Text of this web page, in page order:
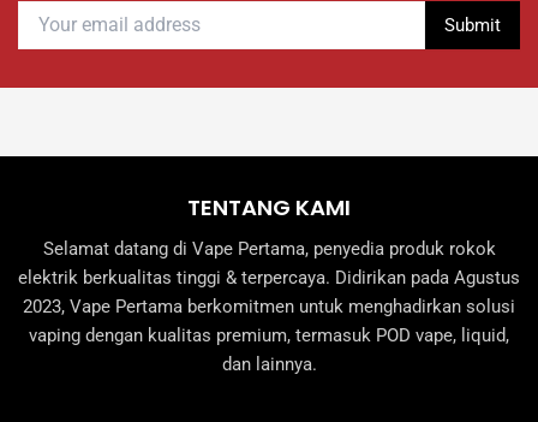
TENTANG KAMI
Selamat datang di Vape Pertama, penyedia produk rokok
elektrik berkualitas tinggi & terpercaya. Didirikan pada Agustus
2023, Vape Pertama berkomitmen untuk menghadirkan solusi
vaping dengan kualitas premium, termasuk POD vape, liquid,
dan lainnya.